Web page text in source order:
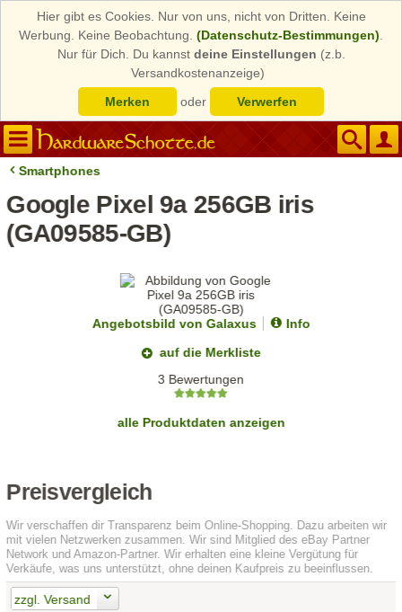
Hier gibt es Cookies. Nur von uns, nicht von Dritten. Keine
Werbung. Keine Beobachtung. (Datenschutz-Bestimmungen)
Nur für Dich. Du kannst deine Einstellungen (z.b.
Versandkostenanzeige)
Merken
oder Verwerfen
Smartphones
Google Pixel 9a 256GB iris
(GA09585-GB)
Angebotsbild von Galaxus
Info
auf die Merkliste
3 Bewertungen
alle Produktdaten anzeigen
Preisvergleich
Wir verschaffen dir Transparenz beim Online-Shopping. Dazu arbeiten wir
mit vielen Netzwerken zusammen. Wir sind Mitglied des eBay Partner
Network und Amazon-Partner. Wir erhalten eine kleine Vergütung für
Verkäufe, was uns unterstützt, ohne deinen Kaufpreis zu beeinflussen.
zzgl. Versand